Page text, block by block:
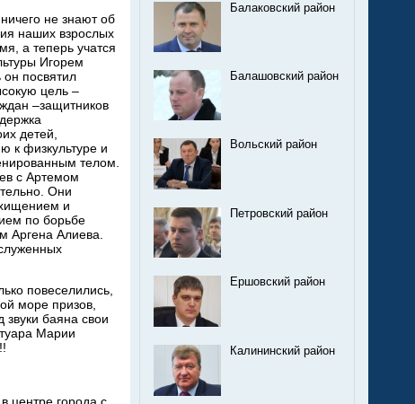
не знают об
наших взрослых
а теперь учатся
Игорем
посвятил
цель –
–защитников
детей,
к физкультуре и
телом.
с Артемом
Они
и
по борьбе
Аргена Алиева.
повеселились,
море призов,
баяна свои
Марии
города с
Балаковский район
Балашовский район
Вольский район
Петровский район
Ершовский район
Калининский район